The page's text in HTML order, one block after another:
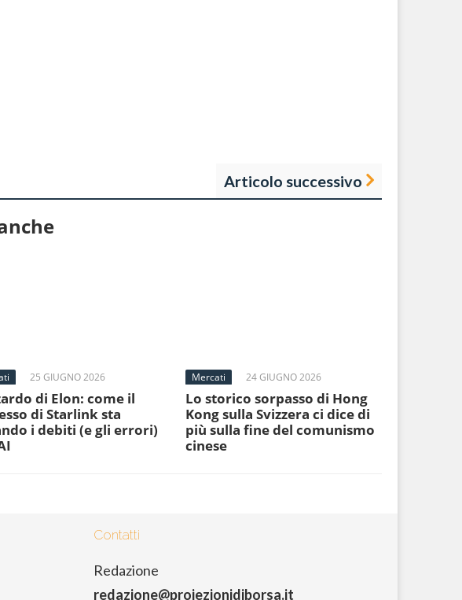
Articolo successivo
25 GIUGNO 2026
di Elon: come il
di Starlink sta
i debiti (e gli errori)
Mercati 24 GIUGNO 2026
Lo storico sorpasso di Hong
Kong sulla Svizzera ci dice di
più sulla fine del comunismo
cinese
Contatti
Redazione
redazione@proiezionidiborsa.it